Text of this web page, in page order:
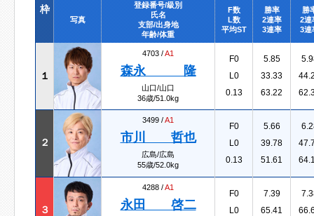
枠
写真
登録番号/級別
氏名
支部/出身地
年齢/体重
F数
L数
平均ST
勝率
2連率
3連率
勝
2連
3連
１
4703 /A1
森永 隆
山口/山口
36歳/51.0kg
F0
L0
0.13
5.85
33.33
63.22
２
3499 /A1
市川 哲也
広島/広島
55歳/52.0kg
F0
L0
0.13
5.66
39.78
51.61
３
4288 /A1
永田 啓二
F0
L0
7.39
65.41